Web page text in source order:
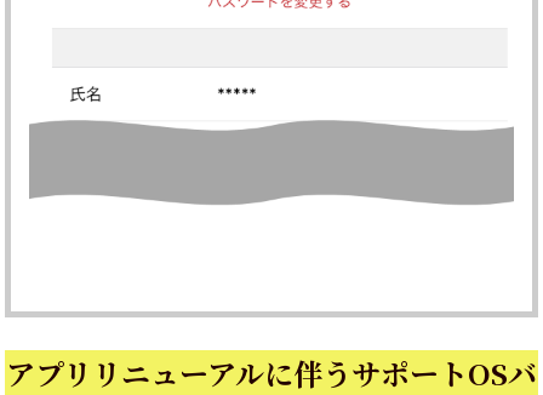
アプリリニューアルに伴うサポートOSバ